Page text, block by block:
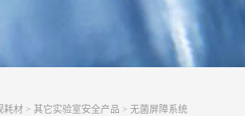
耗材 > 其它实验室安全产品 > 无菌屏障系统